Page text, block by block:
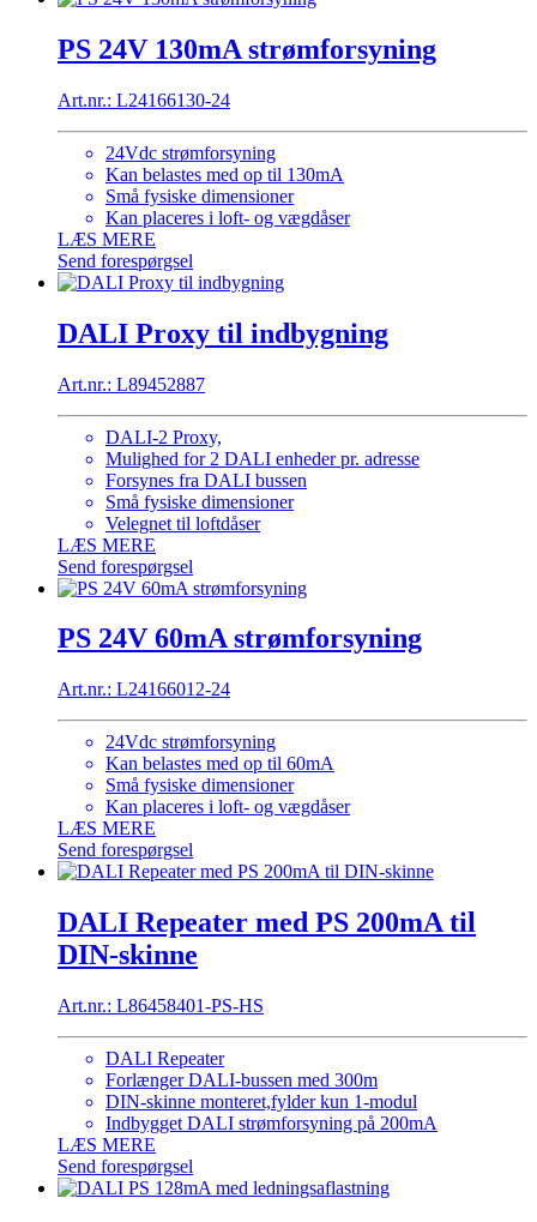
PS 24V 130mA strømforsyning
Art.nr.: L24166130-24
24Vdc strømforsyning
Kan belastes med op til 130mA
Små fysiske dimensioner
Kan placeres i loft- og vægdåser
LÆS MERE
Send forespørgsel
DALI Proxy til indbygning
Art.nr.: L89452887
DALI-2 Proxy,
Mulighed for 2 DALI enheder pr. adresse
Forsynes fra DALI bussen
Små fysiske dimensioner
Velegnet til loftdåser
LÆS MERE
Send forespørgsel
PS 24V 60mA strømforsyning
Art.nr.: L24166012-24
24Vdc strømforsyning
Kan belastes med op til 60mA
Små fysiske dimensioner
Kan placeres i loft- og vægdåser
LÆS MERE
Send forespørgsel
DALI Repeater med PS 200mA til
DIN-skinne
Art.nr.: L86458401-PS-HS
DALI Repeater
Forlænger DALI-bussen med 300m
DIN-skinne monteret,fylder kun 1-modul
Indbygget DALI strømforsyning på 200mA
LÆS MERE
Send forespørgsel